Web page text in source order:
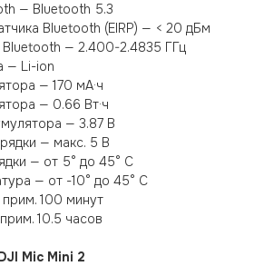
— Bluetooth 5.3
Bluetooth (EIRP) — < 20 дБм
Bluetooth — 2.400-2.4835 ГГц
— Li-ion
— 170 мА·ч
— 0.66 Вт·ч
— 3.87 В
— макс. 5 В
— от 5° до 45° C
— от -10° до 45° C
100 минут
10.5 часов
Mic Mini 2